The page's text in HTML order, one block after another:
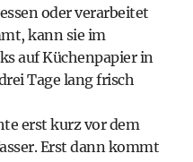
oder verarbeitet
kann sie im
auf Küchenpapier in
Tage lang frisch
erst kurz vor dem
Erst dann kommt